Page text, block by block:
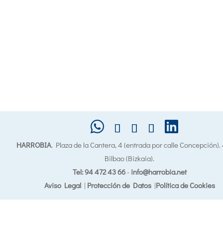
HARROBIA. Plaza de la Cantera, 4 (entrada por calle
Bilbao (Bizkaia).
Tel: 94 472 43 66- info@harrobia.net
Aviso Legal| Protección de Datos|Política de Cookies